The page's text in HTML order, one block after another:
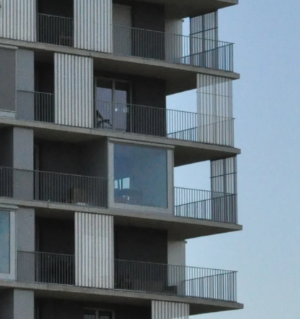
Querkraftbewehrung
Querkraftbewehrung JDA-S
Rückbiegeanschlüsse
Zurück
Rückbiegeanschlüsse
FERBOX®
Anschlussabdichtung
GFK-Bewehrung
Zurück GFK-Bewehrung
FIBERNOX® V-ROD
Edelstahlbewehrung
Zurück Edelstahlbewehrung
Nichtrostender Betonstahl
Mauerwerksbewehrung
GRIPRIP®
Bewehrungszubehör